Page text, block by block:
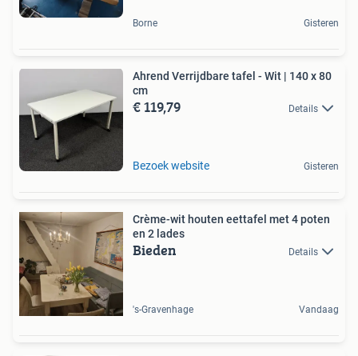
Borne Gisteren
Ahrend Verrijdbare tafel - Wit | 140 x 80
cm
€ 119,79 Details
Bezoek website Gisteren
Crème-wit houten eettafel met 4 poten
en 2 lades
Bieden Details
's-Gravenhage Vandaag